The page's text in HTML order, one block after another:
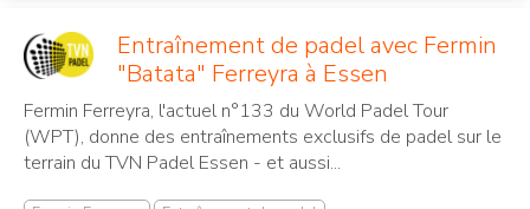
Entraînement de padel avec Fermin
"Batata" Ferreyra à Essen
Fermin Ferreyra, l'actuel n°133 du World Padel Tour
(WPT), donne des entraînements exclusifs de padel sur le
terrain du TVN Padel Essen - et aussi...